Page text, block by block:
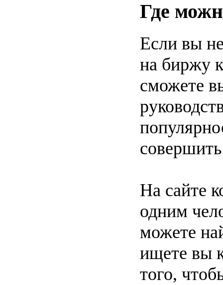
Где
Если вы
на биржу
сможете
На сайте
одним
можете
ищете вы
того,